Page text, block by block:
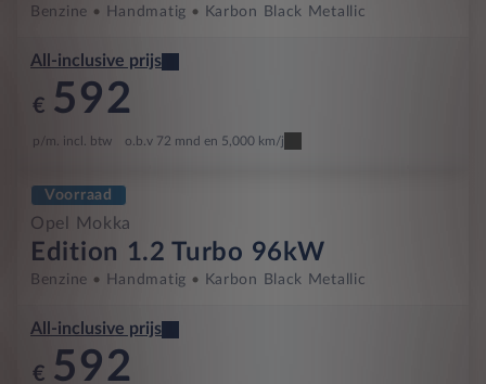
Benzine Handmatig Karbon Black Metallic
All-inclusive prijs
€ 592
p/m. incl. btw o.b.v 72 mnd en 5,000 km/j
Voorraad
Opel Mokka
Edition 1.2 Turbo 96kW
Benzine Handmatig Karbon Black Metallic
All-inclusive prijs
€ 592